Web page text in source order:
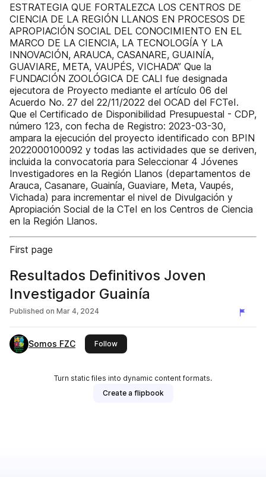
ESTRATEGIA QUE FORTALEZCA LOS CENTROS DE
CIENCIA DE LA REGIÓN LLANOS EN PROCESOS DE
APROPIACIÓN SOCIAL DEL CONOCIMIENTO EN EL
MARCO DE LA CIENCIA, LA TECNOLOGÍA Y LA
INNOVACIÓN, ARAUCA, CASANARE, GUAINÍA,
GUAVIARE, META, VAUPÉS, VICHADA” Que la
FUNDACIÓN ZOOLÓGICA DE CALI fue designada
ejecutora de Proyecto mediante el artículo 06 del
Acuerdo No. 27 del 22/11/2022 del OCAD del FCTeI.
Que el Certificado de Disponibilidad Presupuestal - CDP,
número 123, con fecha de Registro: 2023-03-30,
ampara la ejecución del proyecto identificado con BPIN
2022000100092 y todas las actividades que se deriven,
incluida la convocatoria para Seleccionar 4 Jóvenes
Investigadores en la Región Llanos (departamentos de
Arauca, Casanare, Guainía, Guaviare, Meta, Vaupés,
Vichada) para incrementar el nivel de Divulgación y
Apropiación Social de la CTeI en los Centros de Ciencia
en la Región Llanos.
First page
Resultados Definitivos Joven
Investigador Guainía
Published on Mar 4, 2024
Somos FZC Followthis publisher
Turn static files into dynamic content formats.
Create a flipbook